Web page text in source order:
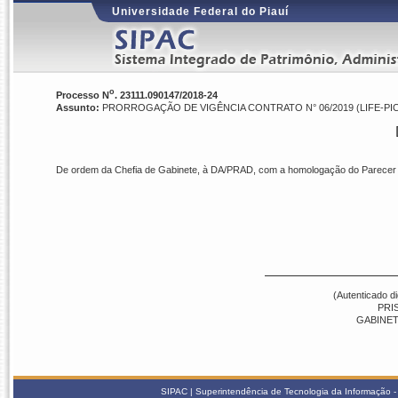
Universidade Federal do Piauí
Processo No. 23111.090147/2018-24
Assunto: PRORROGAÇÃO DE VIGÊNCIA CONTRATO N° 06/2019 (LIFE-
De ordem da Chefia de Gabinete, à DA/PRAD, com a homologação do
(Autenticado
SIPAC | Superintendência de Tecnologia da